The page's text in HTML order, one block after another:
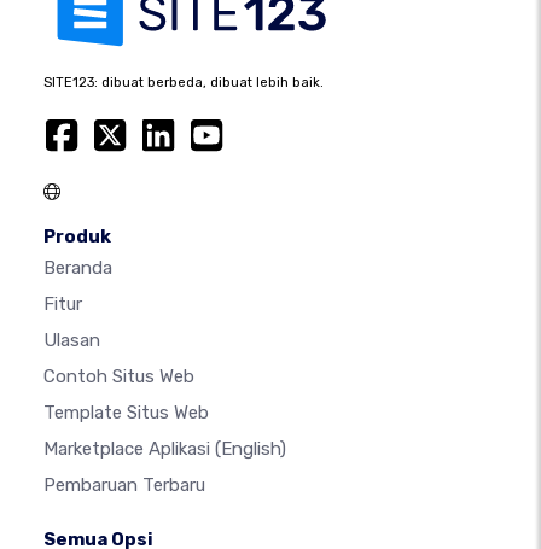
SITE123: dibuat berbeda, dibuat lebih baik.
Produk
Beranda
Fitur
Ulasan
Contoh Situs Web
Template Situs Web
Marketplace Aplikasi (English)
Pembaruan Terbaru
Semua Opsi